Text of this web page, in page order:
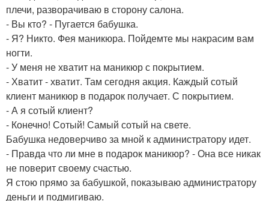
плечи, разворачиваю в сторону салона.
- Вы кто? - Пугается бабушка.
- Я? Никто. Фея маникюра. Пойдемте мы накрасим вам
ногти.
- У меня не хватит на маникюр с покрытием.
- Хватит - хватит. Там сегодня акция. Каждый сотый
клиент маникюр в подарок получает. С покрытием.
- А я сотый клиент?
- Конечно! Сотый! Самый сотый на свете.
Бабушка недоверчиво за мной к администратору идет.
- Правда что ли мне в подарок маникюр? - Она все никак
не поверит своему счастью.
Я стою прямо за бабушкой, показываю администратору
деньги и подмигиваю.